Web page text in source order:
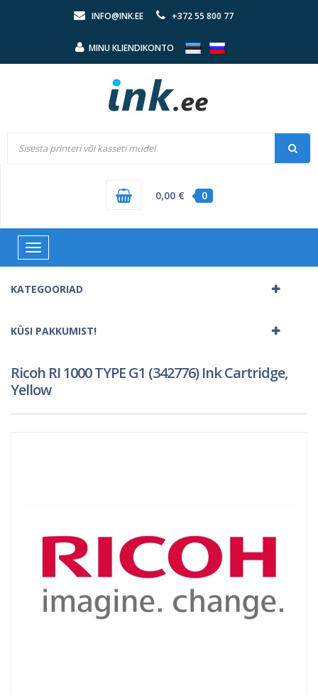
INFO@INK.EE +372 55 800 77
MINU KLIENDIKONTO
0
0,00 €
Toggle
navigation
KATEGOORIAD
KÜSI PAKKUMIST!
Ricoh RI 1000 TYPE G1 (342776) Ink Cartridge,
Yellow